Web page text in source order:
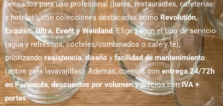
pensados para uso profesional (bares, restaurantes, cafeterías
y hoteles), con colecciones destacadas como Revolutión,
Exquisit, Ultra, Event y Weinland. Elige según el tipo de servicio
(agua y refrescos, cócteles/combinados o café y té),
priorizandoresistencia,diseñoyfacilidad de mantenimiento
(aptos para lavavajillas). Además, cuentas conentrega 24/72h
en Península,descuentos por volumeny precios conIVA +
portes.